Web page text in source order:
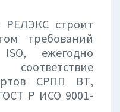
РЕЛЭКС строит
требований
ежегодно
СРПП ВТ,
Р ИСО 9001-